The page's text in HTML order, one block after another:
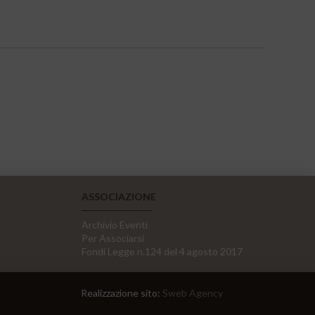
ASSOCIAZIONE
Archivio Eventi
Per Associarsi
Fondi Legge n.124 del 4 agosto 2017
Realizzazione sito: Sweb Agency